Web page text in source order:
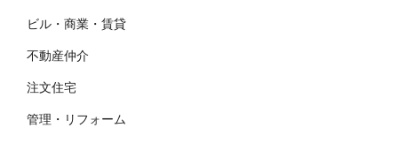
ビル・商業・賃貸
不動産仲介
注文住宅
管理・リフォーム